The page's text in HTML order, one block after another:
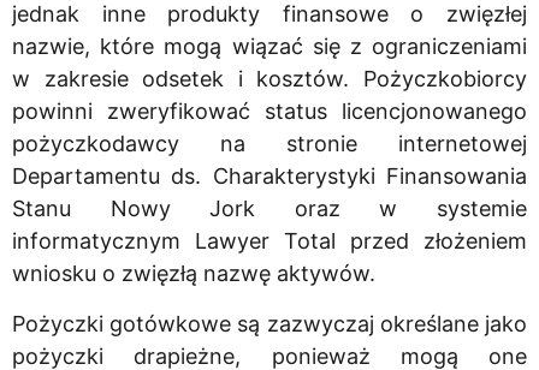
jednak inne produkty finansowe o zwięzłej
nazwie, które mogą wiązać się z ograniczeniami
w zakresie odsetek i kosztów. Pożyczkobiorcy
powinni zweryfikować status licencjonowanego
pożyczkodawcy na stronie internetowej
Departamentu ds. Charakterystyki Finansowania
Stanu Nowy Jork oraz w systemie
informatycznym Lawyer Total przed złożeniem
wniosku o zwięzłą nazwę aktywów.
Pożyczki gotówkowe są zazwyczaj określane jako
pożyczki drapieżne, ponieważ mogą one